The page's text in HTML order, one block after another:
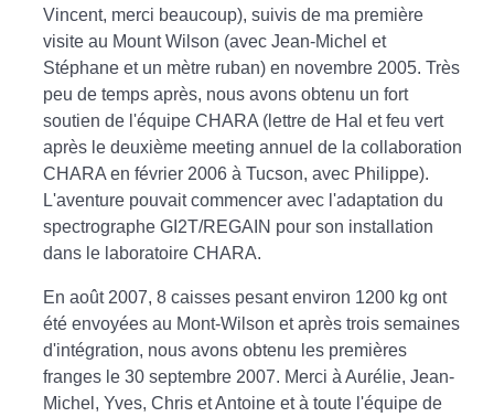
Vincent, merci beaucoup), suivis de ma première
visite au Mount Wilson (avec Jean-Michel et
Stéphane et un mètre ruban) en novembre 2005. Très
peu de temps après, nous avons obtenu un fort
soutien de l'équipe CHARA (lettre de Hal et feu vert
après le deuxième meeting annuel de la collaboration
CHARA en février 2006 à Tucson, avec Philippe).
L'aventure pouvait commencer avec l'adaptation du
spectrographe GI2T/REGAIN pour son installation
dans le laboratoire CHARA.
En août 2007, 8 caisses pesant environ 1200 kg ont
été envoyées au Mont-Wilson et après trois semaines
d'intégration, nous avons obtenu les premières
franges le 30 septembre 2007. Merci à Aurélie, Jean-
Michel, Yves, Chris et Antoine et à toute l'équipe de